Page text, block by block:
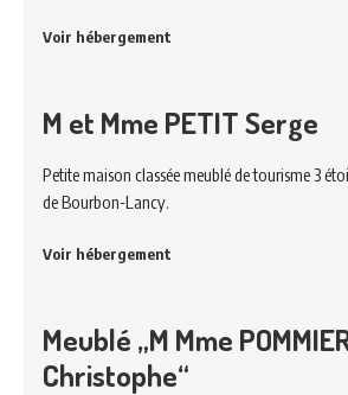
Voir hébergement
M et Mme PETIT Serge
Petite maison classée meublé de tourisme 3
de Bourbon-Lancy.
Voir hébergement
Meublé „M Mme
Christophe“